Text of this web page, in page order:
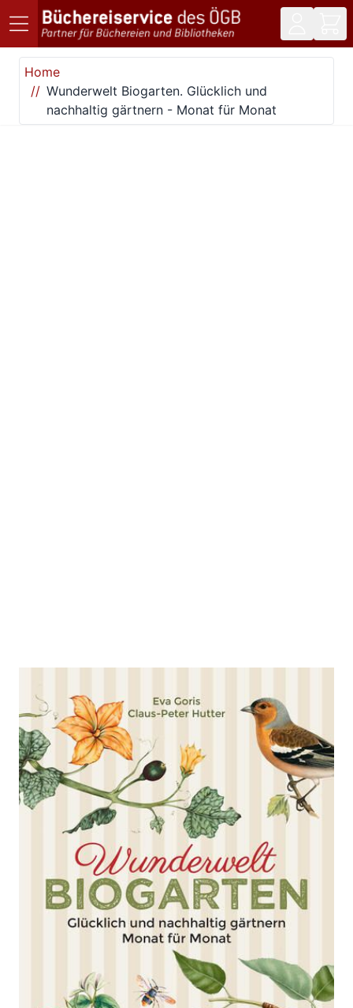
Direkt zum Inhalt
Home
Wunderwelt Biogarten. Glücklich und
nachhaltig gärtnern - Monat für Monat
Wunderwelt Biogarten. Glücklich
und nachhaltig gärtnern - Monat
für Monat
Zur Wunschliste hinzufügen
Altes Wissen, neue Tipps, Gedankene, Aphorismen,
Anekdoten ... Das ideale Geschenk für passionierte
Gärtner
Eva Goris,Claus-Peter Hutter
Verlag: Bassermann 21.02.2024
Buch 272 Seiten